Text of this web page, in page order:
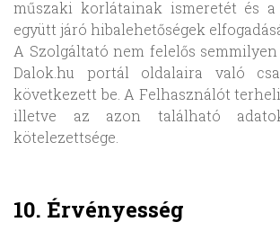
műszaki korlátainak ismeretét és a
együtt járó hibalehetőségek
A Szolgáltató nem felelős
Dalok.hu portál oldalaira való
következett be. A Felhasználót
illetve az azon található
kötelezettsége.
10. Érvényesség